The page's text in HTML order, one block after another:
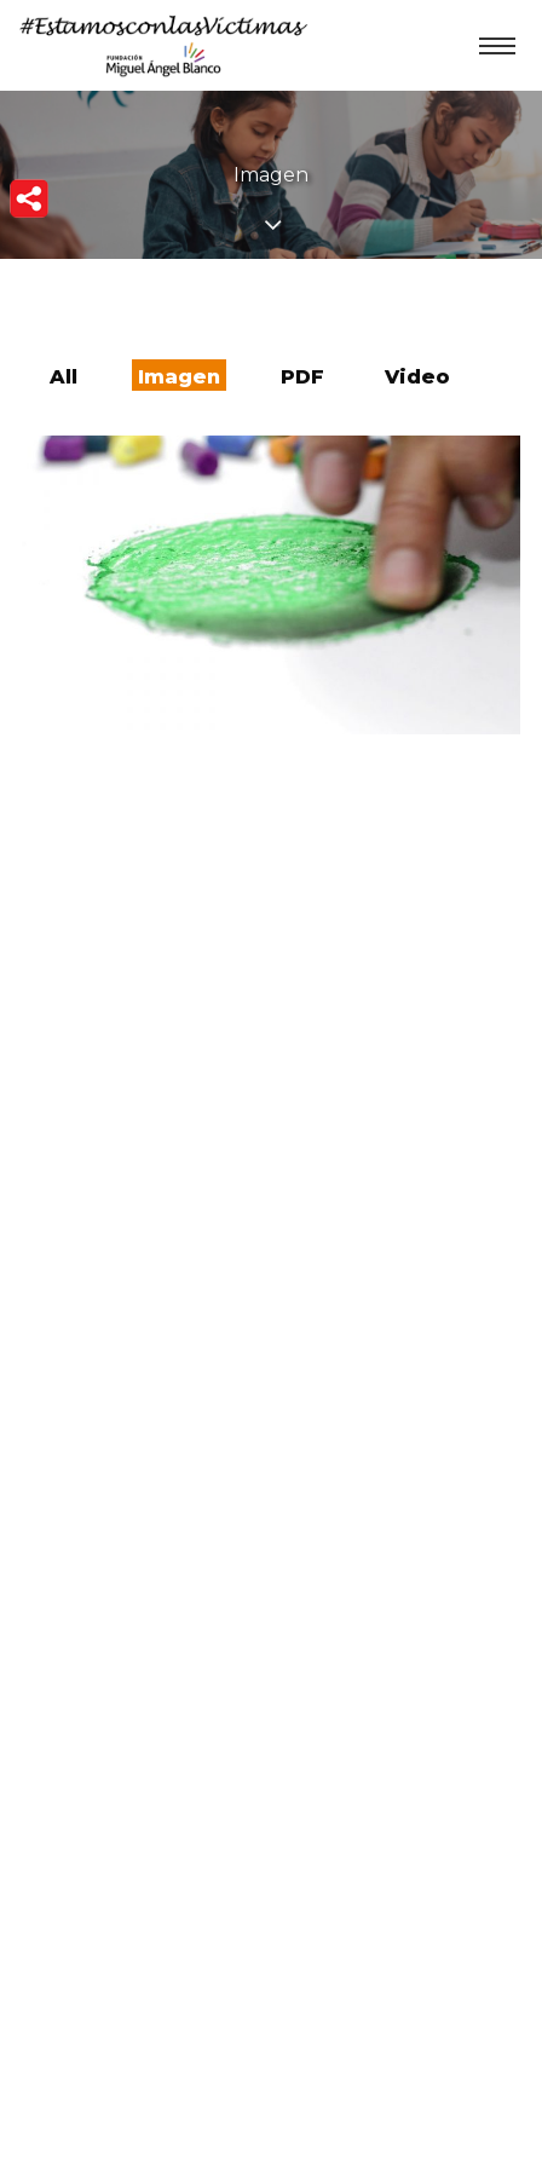
Imagen
All Imagen PDF Video